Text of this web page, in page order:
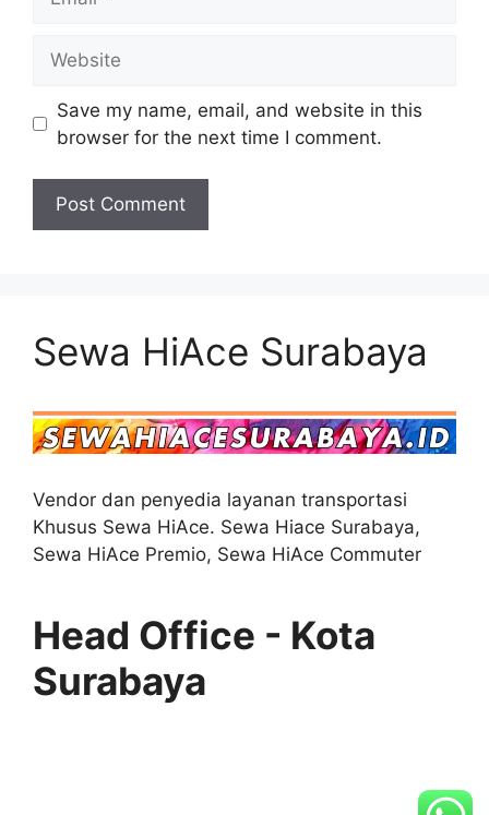
Save my name, email, and website in this
browser for the next time I comment.
Sewa HiAce Surabaya
Vendor dan penyedia layanan transportasi
Khusus Sewa HiAce. Sewa Hiace Surabaya,
Sewa HiAce Premio, Sewa HiAce Commuter
Head Office - Kota
Surabaya